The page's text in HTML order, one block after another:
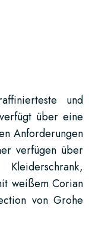
und
über eine
Anforderungen
verfügen über
weißem Corian
von Grohe